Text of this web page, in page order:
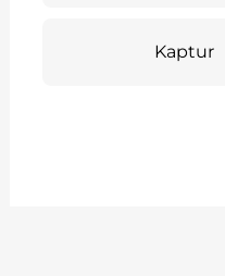
Kaptur